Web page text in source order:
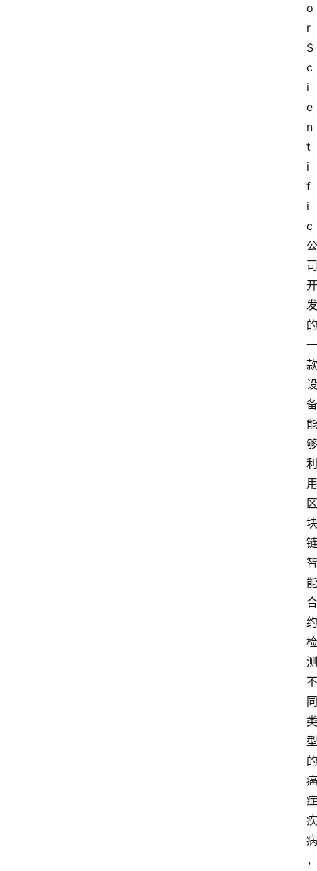
o
r
S
c
i
e
n
t
i
f
i
c
公
司
开
发
的
一
款
设
备
能
够
利
用
区
块
链
智
能
合
约
检
测
不
同
类
型
的
癌
症
疾
病
，